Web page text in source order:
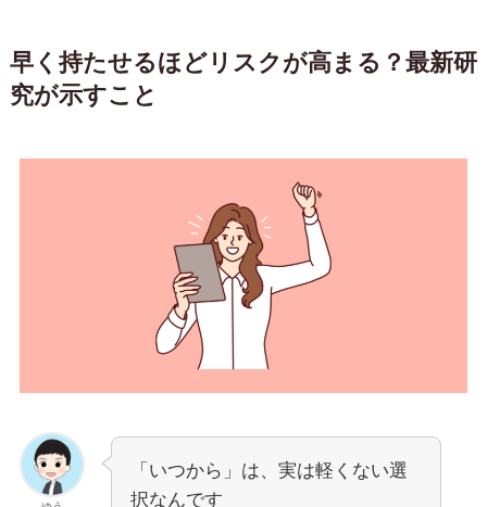
早く持たせるほどリスクが高まる？最新研
究が示すこと
「いつから」は、実は軽くない選
択なんです